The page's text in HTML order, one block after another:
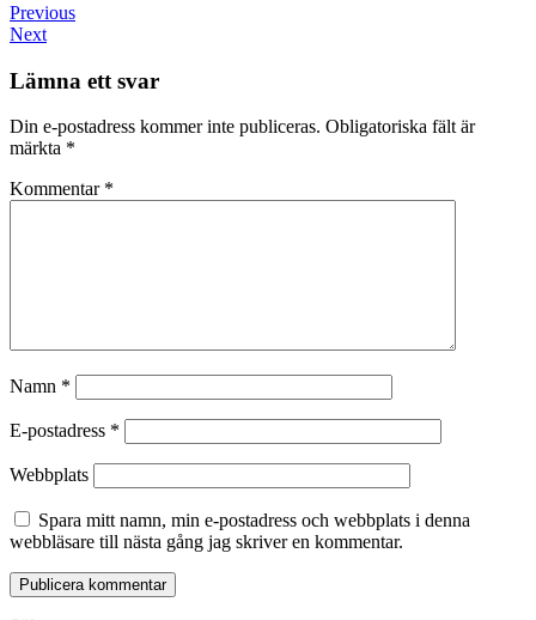
Previous
Next
Lämna ett svar
Din e-postadress kommer inte publiceras. Obligatoriska fält är
märkta *
Kommentar *
Namn *
E-postadress *
Webbplats
Spara mitt namn, min e-postadress och webbplats i denna
webbläsare till nästa gång jag skriver en kommentar.